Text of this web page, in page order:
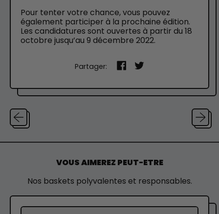
Pour tenter votre chance, vous pouvez
également participer à la prochaine édition.
Les candidatures sont ouvertes à partir du 18
octobre jusqu’au 9 décembre 2022.
Partager:
Partager
sur
VOUS AIMEREZ PEUT-ETRE
Nos baskets polyvalentes et responsables.
A